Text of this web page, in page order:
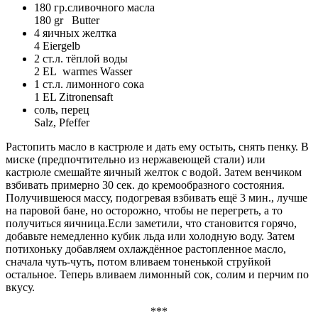
180 гр.сливочного масла
180 gr Butter
4 яичных желтка
4 Eiergelb
2 ст.л. тёплой воды
2 EL warmes Wasser
1 ст.л. лимонного сока
1 EL Zitronensaft
соль, перец
Salz, Pfeffer
Растопить масло в кастрюле и дать ему остыть, снять пенку. В
миске (предпочтительно из нержавеющей стали) или
кастрюле смешайте яичный желток с водой. Затем венчиком
взбивать примерно 30 сек. до кремообразного состояния.
Получившеюся массу, подогревая взбивать ещё 3 мин., лучше
на паровой бане, но осторожно, чтобы не перегреть, а то
получиться яичница.Если заметили, что становится горячо,
добавьте немедленно кубик льда или холодную воду. Затем
потихоньку добавляем охлаждённое растопленное масло,
сначала чуть-чуть, потом вливаем тоненькой струйкой
остальное. Теперь вливаем лимонный сок, солим и перчим по
вкусу.
***